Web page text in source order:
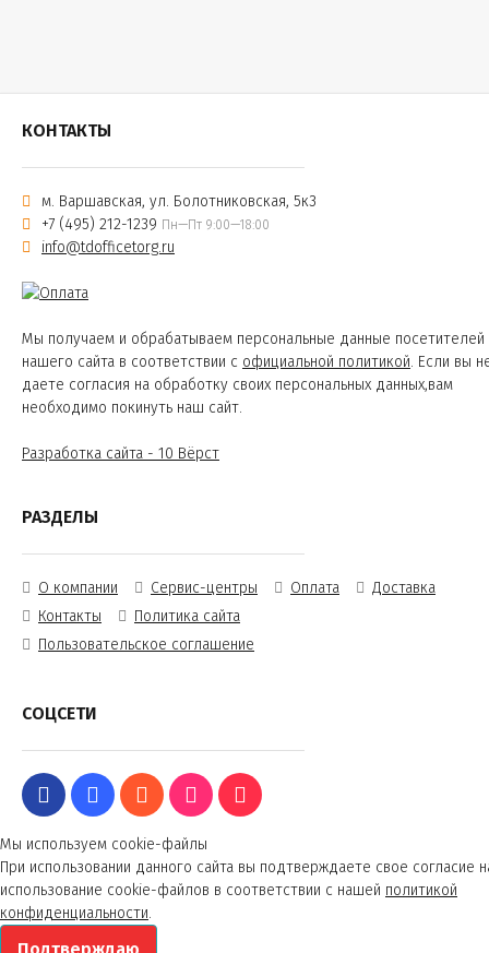
КОНТАКТЫ
м. Варшавская, ул. Болотниковская, 5к3
+7 (495) 212-1239 Пн—Пт 9:00—18:00
info@tdofficetorg.ru
Мы получаем и обрабатываем персональные данные посетителей
нашего сайта в соответствии с официальной политикой. Если вы
даете согласия на обработку своих персональных данных,вам
необходимо покинуть наш сайт.
Разработка сайта - 10 Вёрст
РАЗДЕЛЫ
О компании Сервис-центры Оплата
Доставка
Контакты
Политика сайта
Пользовательское соглашение
СОЦСЕТИ
Мы используем cookie-файлы
При использовании данного сайта вы подтверждаете свое согласие
использование cookie-файлов в соответствии с нашей политикой
конфиденциальности.